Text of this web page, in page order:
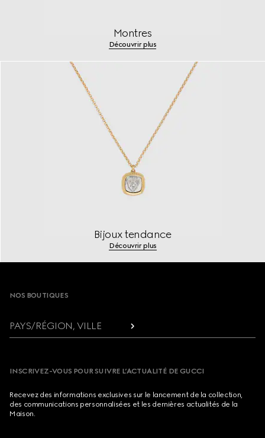
Montres
Découvrir plus
Bijoux tendance
Découvrir plus
Footer
NOS BOUTIQUES
PAYS/RÉGION, VILLE
INSCRIVEZ-VOUS POUR SUIVRE L’ACTUALITÉ DE GUCCI
Recevez des informations exclusives sur le lancement de la collection,
des communications personnalisées et les dernières actualités de la
Maison.